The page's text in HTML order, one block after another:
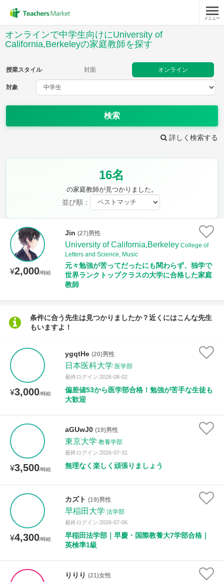
メニュー
オンラインで中学生向けにUniversity of
California,Berkeleyの家庭教師を探す
授業スタイル 対面 オンライン
対象
検索
詳しく検索する
16名
の家庭教師が見つかりました。
並び順：
¥2,000/時給
Jin (27)男性
University of California,Berkeley College of
Letters and Science, Music
元々勉強が苦ってだったにも関わらず、独学で
世界ランクトップクラスの大学に合格した家庭
教師
条件に合う先生は見つかりましたか？近くにはこんな先生
もいますよ！
¥3,000/時給
ygqtHe (20)男性
日本医科大学 医学部
最終ログイン:2026-08-02
偏差値53から医学部合格！勉強が苦手な生徒も
大歓迎
¥3,500/時給
aGUwJ0 (19)男性
東京大学 教養学部
最終ログイン:2026-07-31
無理なく楽しく頑張りましょう
¥4,300/時給
カズト (19)男性
早稲田大学 法学部
最終ログイン:2026-07-06
早稲田法学部｜早慶・国際教養大7学部合格｜
英検準1級
りりり (21)女性
対面 オンライン
対象
地理
時給：¥1,000 ～ ¥10,000
授業可能日
月曜日 火曜日 水曜日 木曜日 金曜日
所属大学
年齢：18-101歳